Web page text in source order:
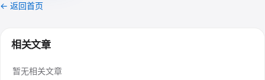
← 返回首页
相关文章
暂无相关文章